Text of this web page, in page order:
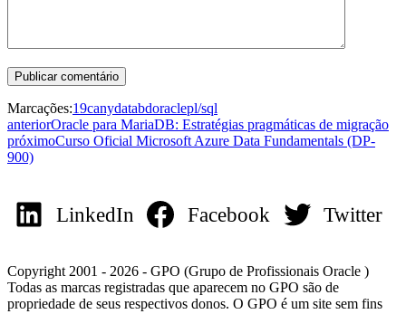
Marcações:19canydatabdoraclepl/sql
anteriorOracle para MariaDB: Estratégias pragmáticas de migração
próximoCurso Oficial Microsoft Azure Data Fundamentals (DP-
900)
LinkedIn Facebook Twitter
Copyright 2001 - 2026 - GPO (Grupo de Profissionais Oracle )
Todas as marcas registradas que aparecem no GPO são de
propriedade de seus respectivos donos. O GPO é um site sem fins